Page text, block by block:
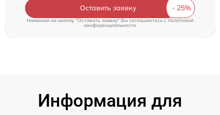
Оставить заявку
Нажимая на кнопку "Оставить заявку" Вы соглашаетесь cполитикой
конфиденциальности
Информация для